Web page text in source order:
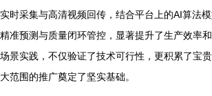
实时采集与高清视频回传，结合平台上的AI算法
精准预测与质量闭环管控，显著提升了生产效率
场景实践，不仅验证了技术可行性，更积累了宝
大范围的推广奠定了坚实基础。